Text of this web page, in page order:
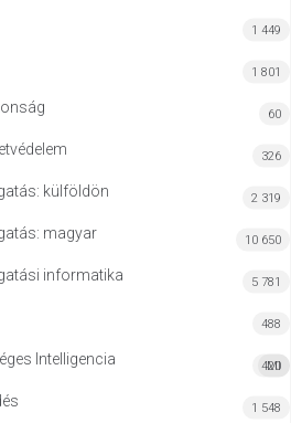
1 449
1 801
60
326
külföldön 2 319
magyar 10 650
informatika 5 781
488
Intelligencia MI
420
1 548